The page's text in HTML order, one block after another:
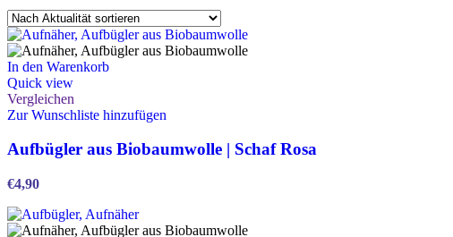
In den Warenkorb
Quick view
Vergleichen
Zur Wunschliste hinzufügen
Aufbügler aus Biobaumwolle | Schaf Rosa
€4,90